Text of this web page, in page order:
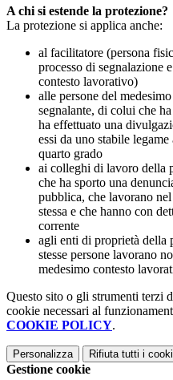
A chi si estende la protezione?
La protezione si applica anche:
al facilitatore (persona
processo di segnalazione
contesto lavorativo)
alle persone del
segnalante, di colui che
ha effettuato una
essi da uno stabile
quarto grado
ai colleghi di lavoro della
che ha sporto una
pubblica, che lavorano
stessa e che hanno con
corrente
agli enti di proprietà della
stesse persone lavorano
medesimo contesto
Questo sito o gli strumenti terzi
cookie necessari al
COOKIE POLICY.
Personalizza Rifiuta tutti i
Gestione cookie